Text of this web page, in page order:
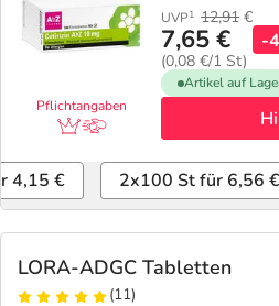
Pflichtangaben
UVP1 12,91 €
7,65 €
(0,08 €/1 St)
-
Artikel auf
4,15 € 2x100 St für 6,56 €
LORA-ADGC Tabletten
(11)